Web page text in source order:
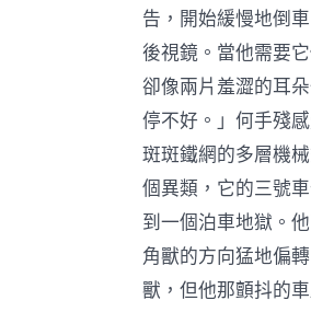
告，開始緩慢地倒
後視鏡。當他需要
卻像兩片羞澀的耳
停不好。」何手殘
斑斑鐵網的多層機
個異類，它的三號
到一個泊車地獄。
角獸的方向猛地偏
獸，但他那顫抖的